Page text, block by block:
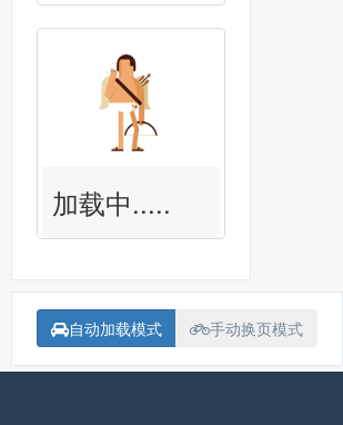
加载中.....
自动加载模式 手动换页模式